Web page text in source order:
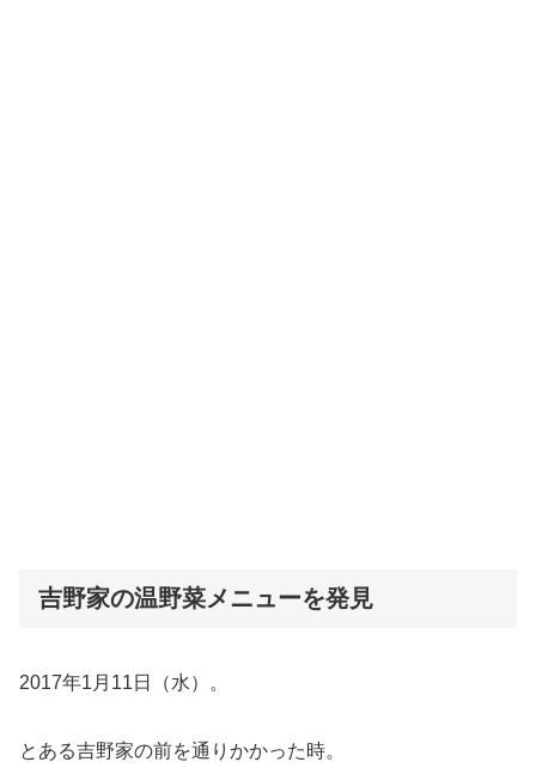
吉野家の温野菜メニューを発見
2017年1月11日（水）。
とある吉野家の前を通りかかった時。